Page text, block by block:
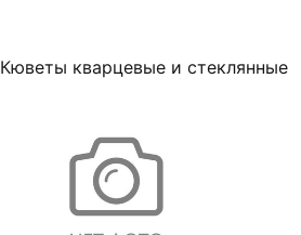
Кюветы кварцевые и стеклянные